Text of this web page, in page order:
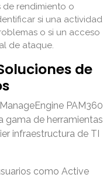
rendimiento o
si una actividad
o si un acceso
de ataque.
de
PAM360
gama de herramientas
infraestructura de TI
como Active